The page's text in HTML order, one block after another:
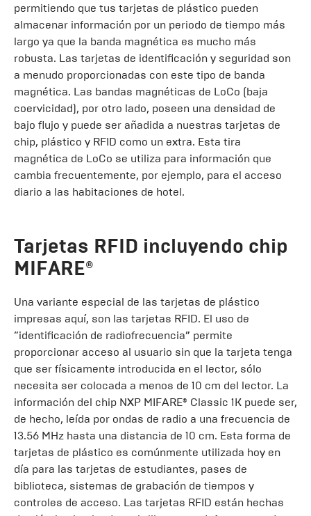
permitiendo que tus tarjetas de plástico pueden
almacenar información por un periodo de tiempo más
largo ya que la banda magnética es mucho más
robusta. Las tarjetas de identificación y seguridad son
a menudo proporcionadas con este tipo de banda
magnética. Las bandas magnéticas de LoCo (baja
coervicidad), por otro lado, poseen una densidad de
bajo flujo y puede ser añadida a nuestras tarjetas de
chip, plástico y RFID como un extra. Esta tira
magnética de LoCo se utiliza para información que
cambia frecuentemente, por ejemplo, para el acceso
diario a las habitaciones de hotel.
Tarjetas RFID incluyendo chip
MIFARE®
Una variante especial de las tarjetas de plástico
impresas aquí, son las tarjetas RFID. El uso de
“identificación de radiofrecuencia” permite
proporcionar acceso al usuario sin que la tarjeta tenga
que ser físicamente introducida en el lector, sólo
necesita ser colocada a menos de 10 cm del lector. La
información del chip NXP MIFARE® Classic 1K puede ser,
de hecho, leída por ondas de radio a una frecuencia de
13.56 MHz hasta una distancia de 10 cm. Esta forma de
tarjetas de plástico es comúnmente utilizada hoy en
día para las tarjetas de estudiantes, pases de
biblioteca, sistemas de grabación de tiempos y
controles de acceso. Las tarjetas RFID están hechas